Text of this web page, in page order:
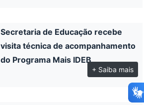
Secretaria de Educação recebe
visita técnica de acompanhamento
do Programa Mais IDEB
+ Saiba mais